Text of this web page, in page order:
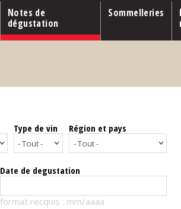
Notes de
dégustation
Sommelleries
Type de vin Région et pays
Date de degustation
format recquis : mm/aaaa